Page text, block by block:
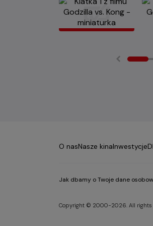
O nasNasze kinaInwestycje
Jak dbamy o Twoje dane
Copyright © 2000-2026. All rights